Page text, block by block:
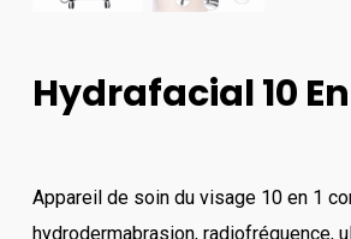
Hydrafacial 10 En
Appareil de soin du visage 10 en 1
hydrodermabrasion, radiofréquence,